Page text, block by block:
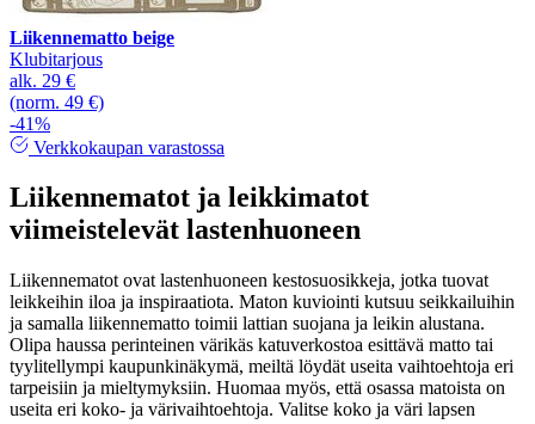
Liikennematto beige
Klubitarjous
alk. 29 €
(norm. 49 €)
-41%
Verkkokaupan varastossa
Liikennematot ja leikkimatot
viimeistelevät lastenhuoneen
Liikennematot ovat lastenhuoneen kestosuosikkeja, jotka tuovat
leikkeihin iloa ja inspiraatiota. Maton kuviointi kutsuu seikkailuihin
ja samalla liikennematto toimii lattian suojana ja leikin alustana.
Olipa haussa perinteinen värikäs katuverkostoa esittävä matto tai
tyylitellympi kaupunkinäkymä, meiltä löydät useita vaihtoehtoja eri
tarpeisiin ja mieltymyksiin. Huomaa myös, että osassa matoista on
useita eri koko- ja värivaihtoehtoja. Valitse koko ja väri lapsen